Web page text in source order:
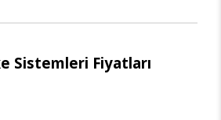
Sistemleri Fiyatları